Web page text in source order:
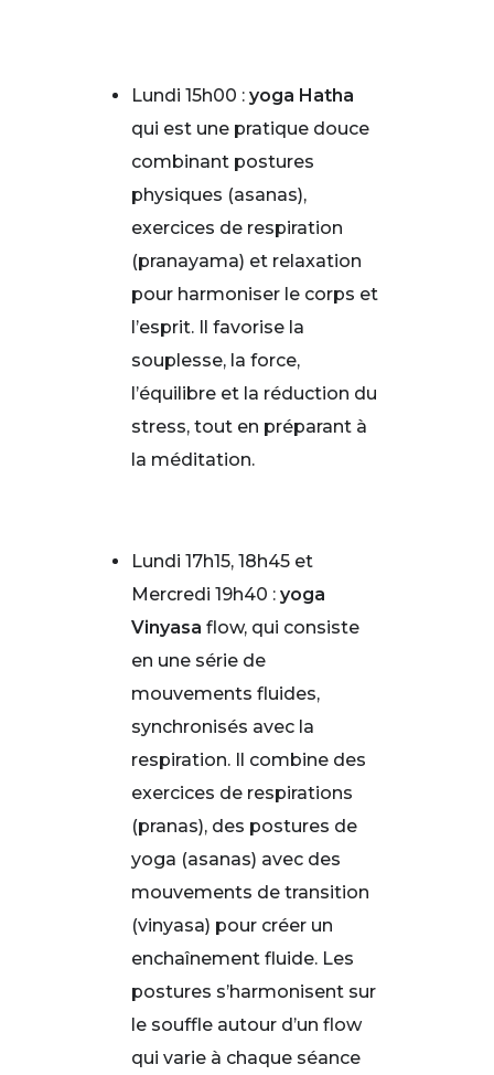
Lundi 15h00 :yoga Hatha
qui est une pratique douce
combinant postures
physiques (asanas),
exercices de respiration
(pranayama) et relaxation
pour harmoniser le corps et
l’esprit. Il favorise la
souplesse, la force,
l’équilibre et la réduction du
stress, tout en préparant à
la méditation.
Lundi 17h15, 18h45 et
Mercredi 19h40 :yoga
Vinyasa flow, qui consiste
en une série de
mouvements fluides,
synchronisés avec la
respiration. Il combine des
exercices de respirations
(pranas), des postures de
yoga (asanas) avec des
mouvements de transition
(vinyasa) pour créer un
enchaînement fluide. Les
postures s’harmonisent sur
le souffle autour d’un flow
qui varie à chaque séance